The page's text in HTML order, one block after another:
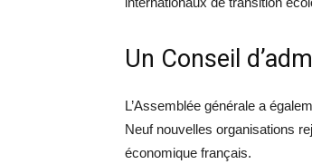
Un Conseil
L’Assemblée générale a
Neuf nouvelles organisations
économique français.